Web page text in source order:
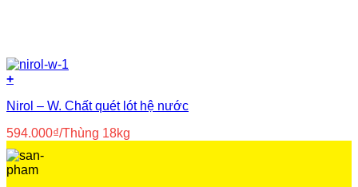
+
Nirol – W. Chất quét lót hệ nước
594.000₫/Thùng 18kg